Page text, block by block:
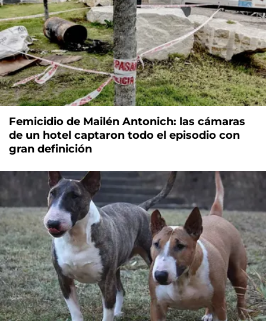
Femicidio de Mailén Antonich: las cámaras
de un hotel captaron todo el episodio con
gran definición